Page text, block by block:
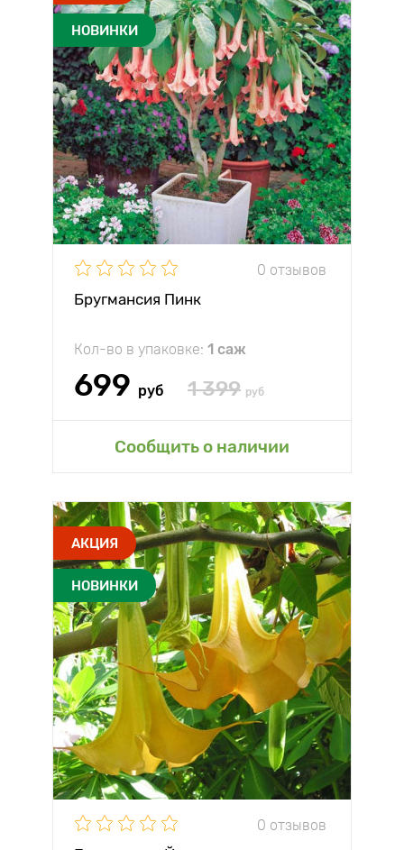
НОВИНКИ
0 отзывов
Бругмансия Пинк
Кол-во в упаковке: 1 саж
699 руб 1 399 руб
Сообщить о наличии
АКЦИЯ
НОВИНКИ
0 отзывов